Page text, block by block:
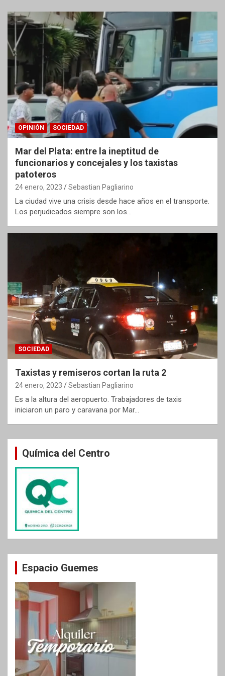
OPINIÓN SOCIEDAD
Mar del Plata: entre la ineptitud de
funcionarios y concejales y los taxistas
patoteros
24 enero, 2023 Sebastian Pagliarino
La ciudad vive una crisis desde hace años en el transporte.
Los perjudicados siempre son los…
SOCIEDAD
Taxistas y remiseros cortan la ruta 2
24 enero, 2023 Sebastian Pagliarino
Es a la altura del aeropuerto. Trabajadores de taxis
iniciaron un paro y caravana por Mar…
Química del Centro
Espacio Guemes